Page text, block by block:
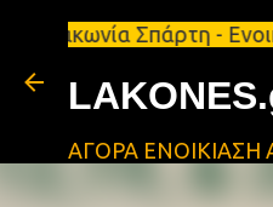
Σπάρτη -
ΑΓΟΡΑ ΕΝΟΙΚΙΑΣΗ